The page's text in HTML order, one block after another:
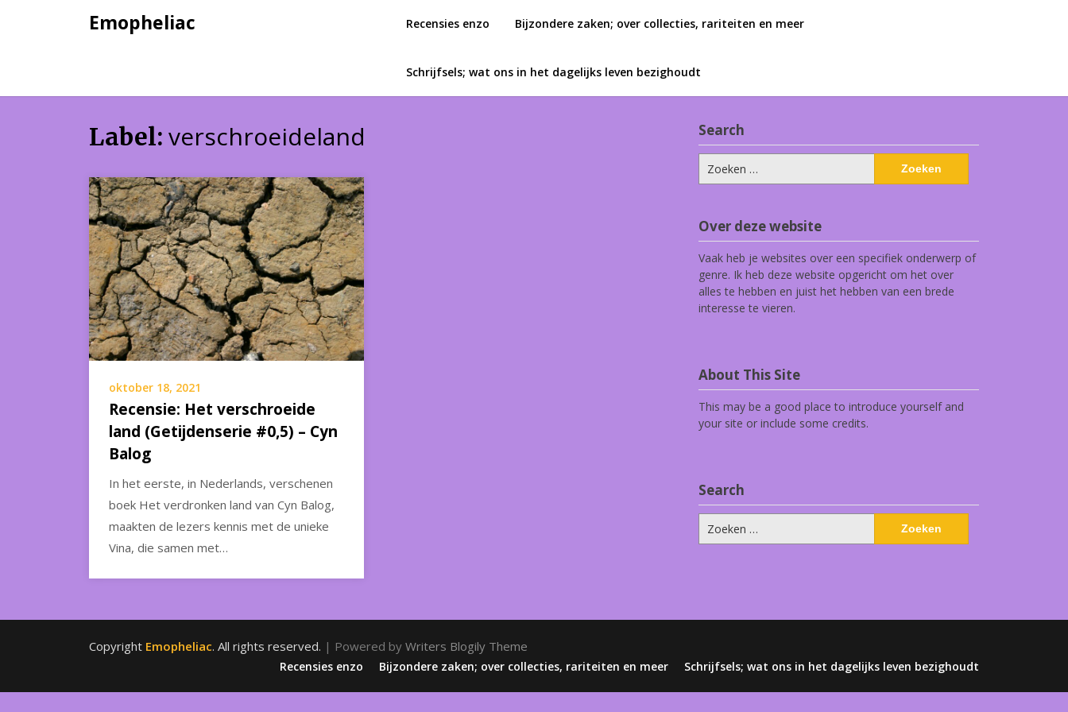
Emopheliac Recensies enzo Bijzondere zaken; over collecties, rariteiten en meer
Schrijfsels; wat ons in het dagelijks leven bezighoudt
Label: verschroeideland
oktober 18, 2021
Recensie: Het verschroeide
land (Getijdenserie #0,5) – Cyn
Balog
In het eerste, in Nederlands, verschenen
boek Het verdronken land van Cyn Balog,
maakten de lezers kennis met de unieke
Vina, die samen met…
Search
naar:
Over deze website
Vaak heb je websites over een specifiek onderwerp of
genre. Ik heb deze website opgericht om het over
alles te hebben en juist het hebben van een brede
interesse te vieren.
About This Site
This may be a good place to introduce yourself and
your site or include some credits.
Search
naar:
Copyright Emopheliac. All rights reserved. | Powered by Writers Blogily Theme
Recensies enzo Bijzondere zaken; over collecties, rariteiten en meer Schrijfsels; wat ons in het dagelijks leven bezighoudt